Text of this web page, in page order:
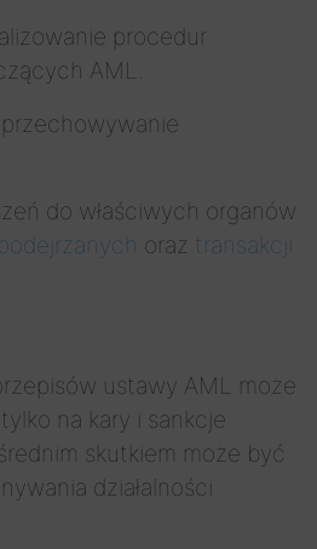
procedur
AML.
do właściwych organów
oraz transakcji
ustawy AML może
na kary i sankcje
skutkiem może być
działalności